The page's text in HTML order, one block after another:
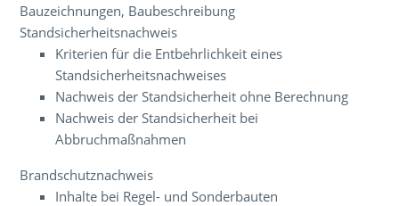
Bauzeichnungen, Baubeschreibung
Standsicherheitsnachweis
Kriterien für die Entbehrlichkeit eines
Standsicherheitsnachweises
Nachweis der Standsicherheit ohne Berechnung
Nachweis der Standsicherheit bei
Abbruchmaßnahmen
Brandschutznachweis
Inhalte bei Regel- und Sonderbauten